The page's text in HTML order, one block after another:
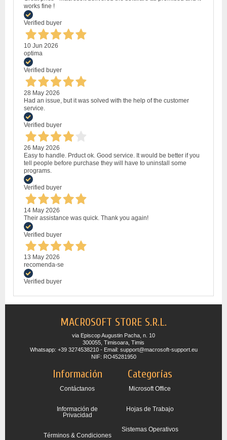
works fine !
Verified buyer
10 Jun 2026
optima
Verified buyer
28 May 2026
Had an issue, but it was solved with the help of the customer
service.
Verified buyer
26 May 2026
Easy to handle. Prduct ok. Good service. It would be better if you
tell people before purchase they will have to uninstall some
programs.
Verified buyer
14 May 2026
Their assistance was quick. Thank you again!
Verified buyer
13 May 2026
recomenda-se
Verified buyer
MACROSOFT STORE S.R.L.
via Episcop Augustin Pacha, n. 10
300055, Timisoara, Timis
Whatsapp: +39 3274538210 - Email: support@macrosoft-support.eu
NIF: RO45281950
Información
Contáctanos
Información de
Privacidad
Términos & Condiciones
Categorías
Microsoft Office
Hojas de Trabajo
Sistemas Operativos